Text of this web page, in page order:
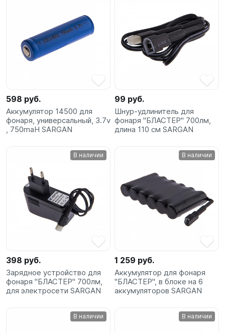
598 руб.
Аккумулятор 14500 для
фонаря, универсальный, 3.7v
, 750maH SARGAN
99 руб.
Шнур-удлинитель для
фонаря "БЛАСТЕР" 700лм,
длина 110 см SARGAN
В наличии
398 руб.
Зарядное устройство для
фонаря "БЛАСТЕР" 700лм,
для электросети SARGAN
В наличии
1 259 руб.
Аккумулятор для фонаря
"БЛАСТЕР", в блоке на 6
аккумуляторов SARGAN
В наличии В наличии